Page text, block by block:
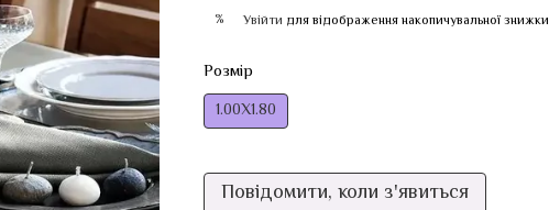
% Увійти для відображення накопичувальної знижки
Розмір
1.00Х1.80
Повідомити, коли з'явиться